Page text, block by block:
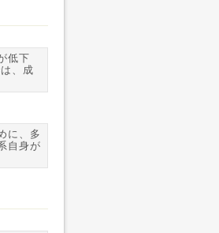
低下
、成
に、多
自身が